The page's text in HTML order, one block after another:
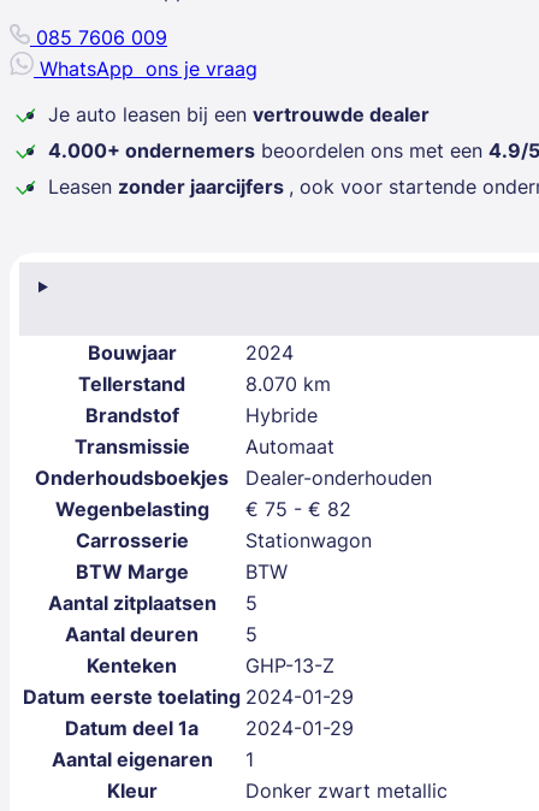
Bouwjaar
2024
Tellerstand
8.070 km
Brandstof
Hybride
Transmissie
Automaat
Onderhoudsboekjes
Dealer-onderhouden
Wegenbelasting
€ 75 - € 82
Carrosserie
Stationwagon
BTW Marge
BTW
Aantal zitplaatsen
5
Aantal deuren
5
Kenteken
GHP-13-Z
Datum eerste toelating 2024-01-29
Datum deel 1a
2024-01-29
Aantal eigenaren
1
Kleur
Donker zwart metallic
085 7606 009
WhatsApp ons je vraag
Je auto leasen bij een vertrouwde dealer
4.000+ ondernemers beoordelen ons met een 4.9/5
Leasen zonder jaarcijfers , ook voor startende